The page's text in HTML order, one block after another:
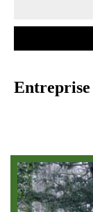
Entreprise